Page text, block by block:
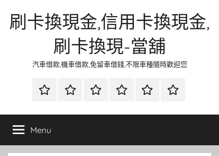
刷卡換現金,信用卡換現金,
刷卡換現-當舖
汽車借款,機車借款,免留車借錢,不限車種隨時歡迎您
首
當
金
網
資
流
時
環
清
聯
徵
Menu